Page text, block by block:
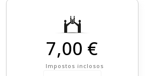
7,00 €
Impostos inclosos